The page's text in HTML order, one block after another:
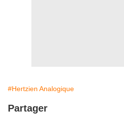
#Hertzien Analogique
Partager